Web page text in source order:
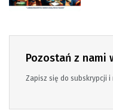
Pozostań z nami
Zapisz się do subskrypcji